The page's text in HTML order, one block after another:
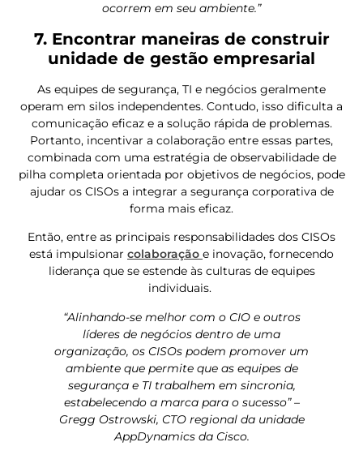
ocorrem em seu ambiente.”
7. Encontrar maneiras de construir
unidade de gestão empresarial
As equipes de segurança, TI e negócios geralmente
operam em silos independentes. Contudo, isso dificulta a
comunicação eficaz e a solução rápida de problemas.
Portanto, incentivar a colaboração entre essas partes,
combinada com uma estratégia de observabilidade de
pilha completa orientada por objetivos de negócios, pode
ajudar os CISOs a integrar a segurança corporativa de
forma mais eficaz.
Então, entre as principais responsabilidades dos CISOs
está impulsionar colaboração e inovação, fornecendo
liderança que se estende às culturas de equipes
individuais.
“Alinhando-se melhor com o CIO e outros
líderes de negócios dentro de uma
organização, os CISOs podem promover um
ambiente que permite que as equipes de
segurança e TI trabalhem em sincronia,
estabelecendo a marca para o sucesso” –
Gregg Ostrowski, CTO regional da unidade
AppDynamics da Cisco.